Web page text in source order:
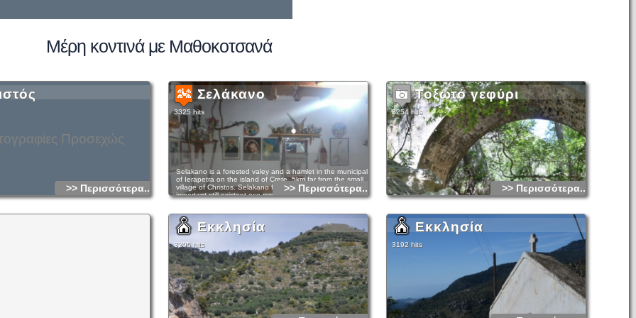
Μέρη κοντινά με Μαθοκοτσανά
Προσεχώς
>> Περισσότερα...
Σελάκανο
3325 hits
Selakano is a forested valey and a hamlet in the municipality
of Ierapetra on the island of Crete, 5km far from the small
village of Christos. Selakano forms one of the most
important still existent eco-systems on Crete. The forest core
southeastern part of the Dikti massif, surrounded by the four
highest peaks (Lazaros 2085m, Spathi 2148m, Afendis
Christos 2141m, Psari Madara 2090m). In the east, there is
a panoramic view of the Libyan sea, at a distance of 15km.
In the forest, there are mainly pine trees (pinus brutia), a
drought tolerant species that can withstand a 6 months
drought and grows in various rocks and soils. There are also
kermes oaks (quercus coccifera), planes (platanus
orientalis), Cretan maples (acer sempervirens), cypresses
(cupressus sempervirens) and several other plant species. In
the basin, where the settlements of Selakano and
Mathokastana are located, there are many walnut and pear
>> Περισσότερα...
Τοξωτό γεφύρι
3254 hits
>> Περισσότερα...
Εκκλησία
3205 hits
Εκκλησία
3192 hits